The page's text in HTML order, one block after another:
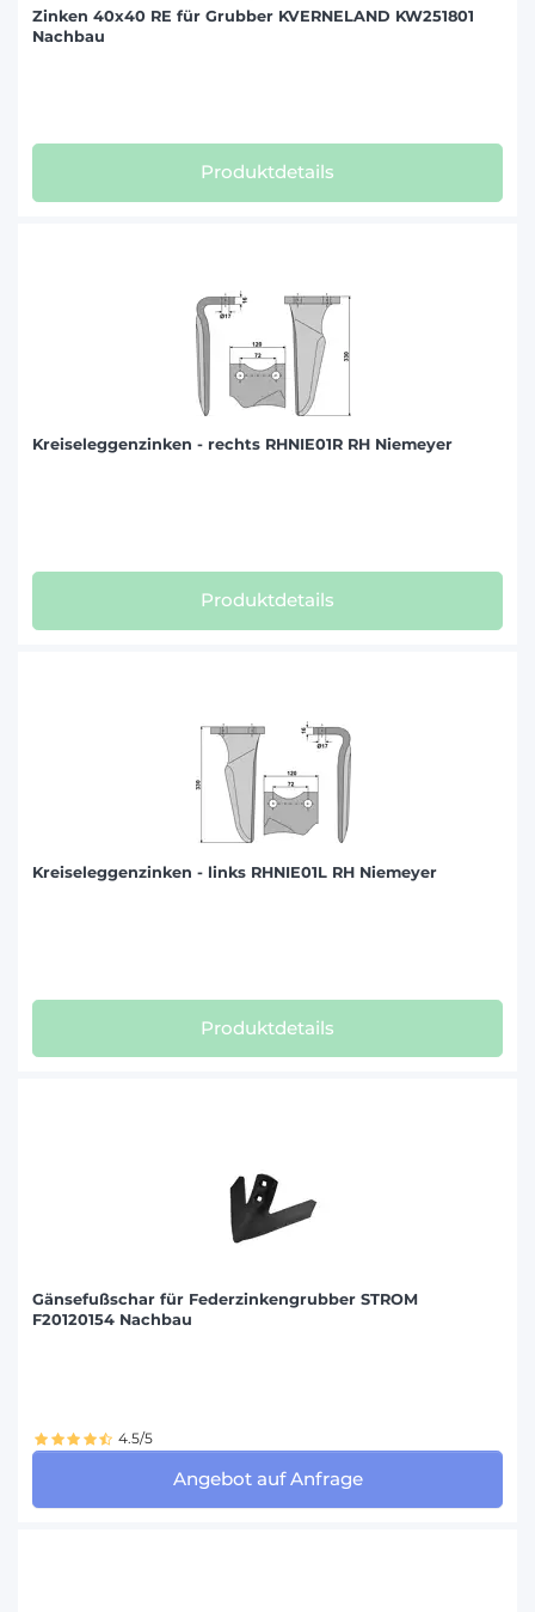
Zinken 40x40 RE für Grubber KVERNELAND KW251801
Nachbau
Produktdetails
Kreiseleggenzinken - rechts RHNIE01R RH Niemeyer
Produktdetails
Kreiseleggenzinken - links RHNIE01L RH Niemeyer
Produktdetails
Gänsefußschar für Federzinkengrubber STROM
F20120154 Nachbau
4.5/5
Angebot auf Anfrage